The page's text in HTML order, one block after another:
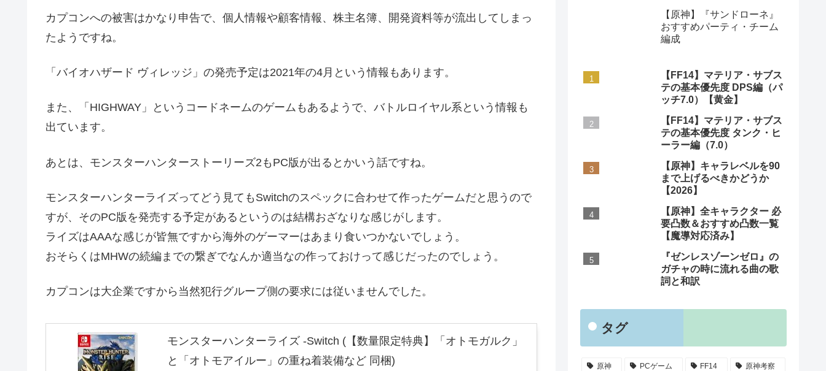
カプコンへの被害はかなり申告で、個人情報や顧客情報、株主名簿、開発資料等が流出してしまっ
たようですね。
「バイオハザード ヴィレッジ」の発売予定は2021年の4月という情報もあります。
また、「HIGHWAY」というコードネームのゲームもあるようで、バトルロイヤル系という情報も
出ています。
あとは、モンスターハンターストーリーズ2もPC版が出るとかいう話ですね。
モンスターハンターライズってどう見てもSwitchのスペックに合わせて作ったゲームだと思うので
すが、そのPC版を発売する予定があるというのは結構おざなりな感じがします。
ライズはAAAな感じが皆無ですから海外のゲーマーはあまり食いつかないでしょう。
おそらくはMHWの続編までの繋ぎでなんか適当なの作っておけって感じだったのでしょう。
カプコンは大企業ですから当然犯行グループ側の要求には従いませんでした。
モンスターハンターライズ -Switch (【数量限定特典】「オトモガルク」
と「オトモアイルー」の重ね着装備など 同梱)
【原神】『サンドローネ』
おすすめパーティ・チーム
編成
【FF14】マテリア・サブス
テの基本優先度 DPS編（パ
ッチ7.0）【黄金】
【FF14】マテリア・サブス
テの基本優先度 タンク・ヒ
ーラー編（7.0）
【原神】キャラレベルを90
まで上げるべきかどうか
【2026】
【原神】全キャラクター 必
要凸数＆おすすめ凸数一覧
【魔導対応済み】
『ゼンレスゾーンゼロ』の
ガチャの時に流れる曲の歌
詞と和訳
タグ
原神 PCゲーム FF14 原神考察